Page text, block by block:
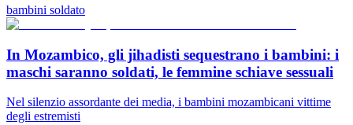
bambini soldato
In Mozambico, gli jihadisti sequestrano i bambini: i
maschi saranno soldati, le femmine schiave sessuali
Nel silenzio assordante dei media, i bambini mozambicani vittime
degli estremisti